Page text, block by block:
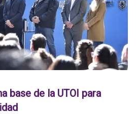
base de la UTOI para